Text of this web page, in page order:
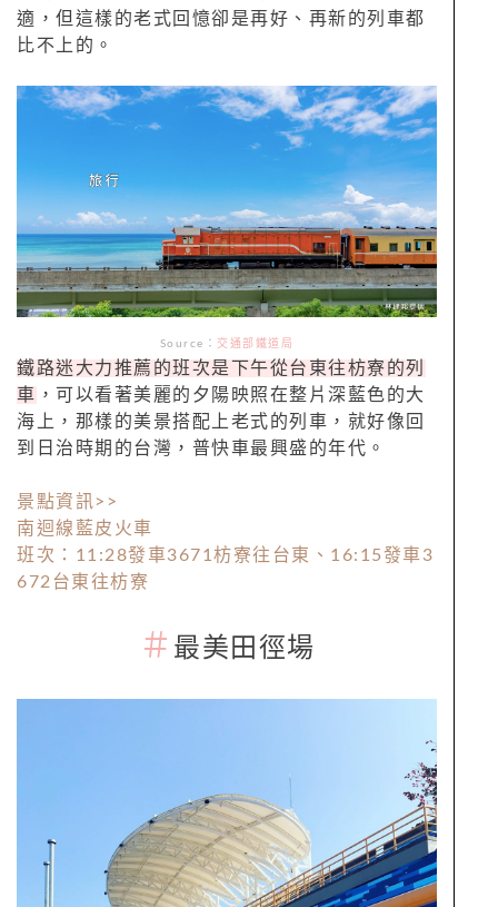
適，但這樣的老式回憶卻是再好、再新的列車都
比不上的。
Source： 交通部鐵道局
鐵路迷大力推薦的班次是下午從台東往枋寮的列
車 ，可以看著美麗的夕陽映照在整片深藍色的大
海上，那樣的美景搭配上老式的列車，就好像回
到日治時期的台灣，普快車最興盛的年代。
景點資訊>>
南迴線藍皮火車
班次：11:28發車3671枋寮往台東、16:15發車3
672台東往枋寮
＃ 最美田徑場